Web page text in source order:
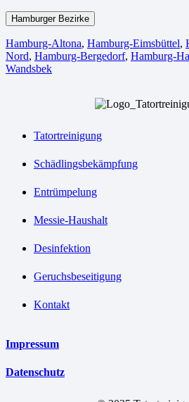
Hamburger Bezirke
Hamburg-Altona, Hamburg-Eimsbüttel,
Nord, Hamburg-Bergedorf, Hamburg-
Wandsbek
Tatortreinigung
Schädlingsbekämpfung
Entrümpelung
Messie-Haushalt
Desinfektion
Geruchsbeseitigung
Kontakt
Impressum
Datenschutz